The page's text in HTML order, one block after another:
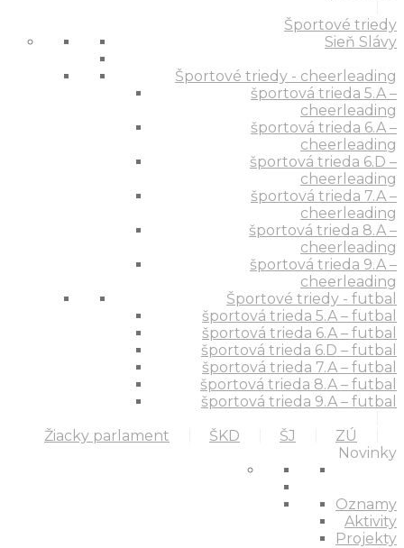
Športové triedy
Sieň Slávy
Športové triedy - cheerleading
športová trieda 5.A –
cheerleading
športová trieda 6.A –
cheerleading
športová trieda 6.D –
cheerleading
športová trieda 7.A –
cheerleading
športová trieda 8.A –
cheerleading
športová trieda 9.A –
cheerleading
Športové triedy - futbal
športová trieda 5.A – futbal
športová trieda 6.A – futbal
športová trieda 6.D – futbal
športová trieda 7.A – futbal
športová trieda 8.A – futbal
športová trieda 9.A – futbal
Žiacky parlament
ŠKD ŠJ ZÚ
Novinky
Oznamy
Aktivity
Projekty